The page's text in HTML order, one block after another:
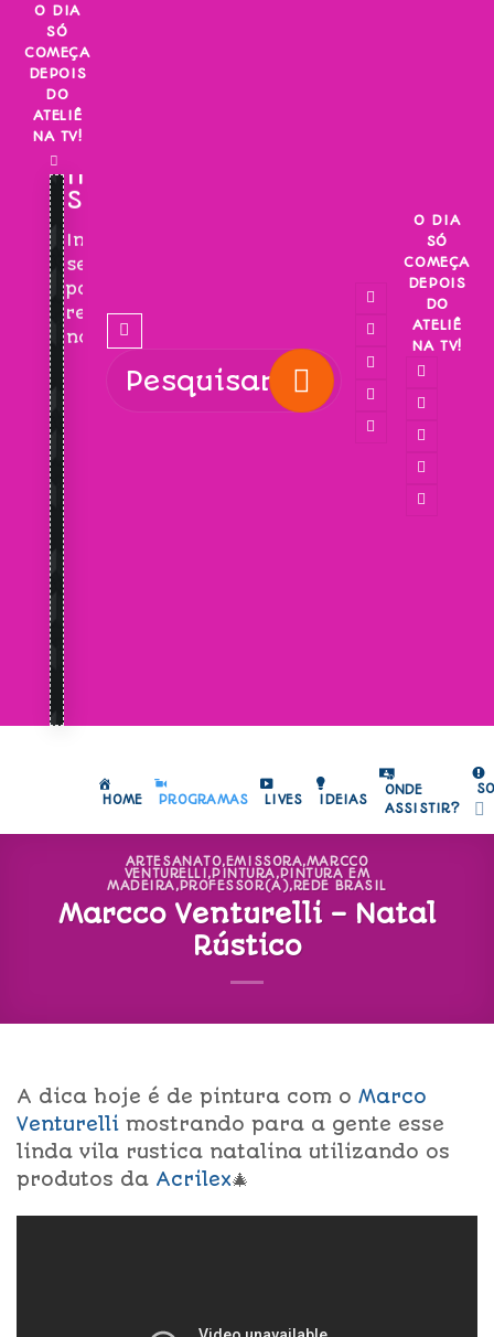
Skip
content
O DIA
SÓ
COMEÇA
DEPOIS
DO
ATELIÊ
NA TV!
INSCREVA-
SE!
Inscreva-
se
para
receber
novidades!
O DIA
SÓ
COMEÇA
DEPOIS
DO
ATELIÊ
NA TV!
HOME PROGRAMAS LIVES IDEIAS
ONDE
ASSISTIR?
ARTESANATO, EMISSORA,MARCCO
VENTURELLI , PINTURA, PINTURA EM
MADEIRA, PROFESSOR(A),REDE BRASIL
Marcco Venturelli – Natal
Rústico
A dica hoje é de pintura com o Marco
Venturelli mostrando para a gente esse
linda vila rustica natalina utilizando os
produtos da Acrilex🎄